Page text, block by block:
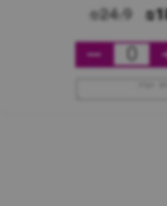
₪24.9
0